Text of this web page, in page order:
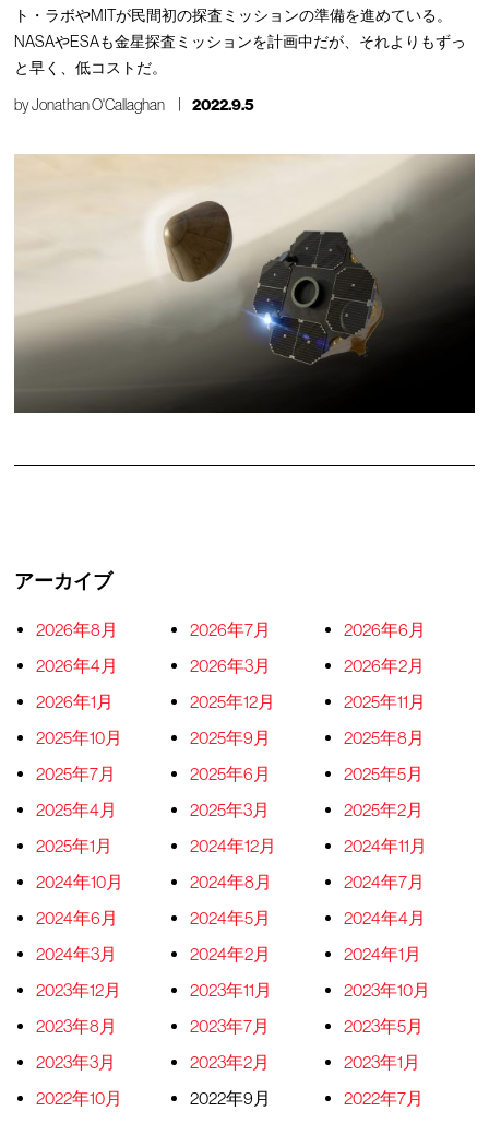
ト・ラボやMITが民間初の探査ミッションの準備を進めている。
NASAやESAも金星探査ミッションを計画中だが、それよりもずっ
と早く、低コストだ。
byJonathan O'Callaghan 2022.9.5
アーカイブ
2026年8月 2026年7月
2026年6月
2026年4月
2026年3月
2026年2月
2026年1月
2025年12月
2025年11月
2025年10月
2025年9月
2025年8月
2025年7月
2025年6月
2025年5月
2025年4月
2025年3月
2025年2月
2025年1月
2024年12月
2024年11月
2024年10月
2024年8月
2024年7月
2024年6月
2024年5月
2024年4月
2024年3月
2024年2月
2024年1月
2023年12月
2023年11月
2023年10月
2023年8月
2023年7月
2023年5月
2023年3月
2023年2月
2023年1月
2022年10月
2022年9月
2022年7月